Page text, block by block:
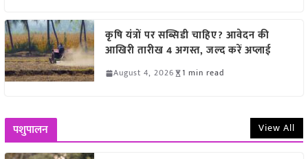
कृषि यंत्रों पर सब्सिडी चाहिए? आवेदन की
आखिरी तारीख 4 अगस्त, जल्द करें अप्लाई
August 4, 2026 1 min read
पशुपालन View All